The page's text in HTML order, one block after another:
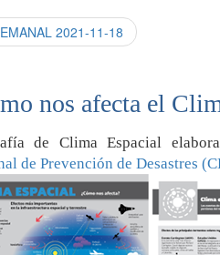
2021-11-18
nos afecta el
de Clima Espacial
de Prevención de Desastres